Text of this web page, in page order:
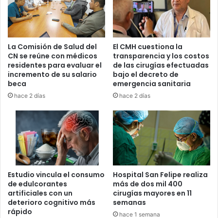
Síntomas iniciales del
hantavirus
Los síntomas suelen parecerse inicialmente a una gripe
común, lo que dificulta detectar la enfermedad en etapas
Entre las señales más frecuentes figuran:
fiebre
dolor muscular
cansancio extremo
escalofríos
dolor de cabeza
náuseas
La Comisión de Salud del
CN se reúne con médicos
residentes para evaluar el
incremento de su salario
beca
hace 2 días
El CMH cuestiona la
transparencia y los costos
de las cirugías efectuadas
bajo el decreto de
emergencia sanitaria
hace 2 días
Estudio vincula el consumo
de edulcorantes
artificiales con un
deterioro cognitivo más
rápido
Hospital San Felipe realiza
más de dos mil 400
cirugías mayores en 11
semanas
hace 1 semana